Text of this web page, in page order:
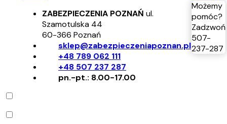
ZABEZPIECZENIA POZNAŃ ul.
Szamotulska 44
60-366 Poznań
sklep@zabezpieczeniapoznan.pl
+48 789 062 111
+48 507 237 287
pn.-pt.: 8.00-17.00
Możemy
pomóc?
Zadzwoń
507-
237-287